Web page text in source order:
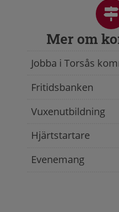
Mer om
Jobba i Torsås
Fritidsbanken
Vuxenutbildning
Hjärtstartare
Evenemang